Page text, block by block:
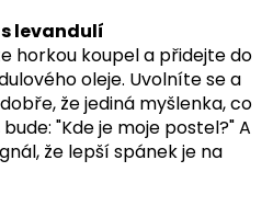
levandulí
horkou koupel a přidejte do
oleje. Uvolníte se a
že jediná myšlenka, co
"Kde je moje postel?" A
že lepší spánek je na